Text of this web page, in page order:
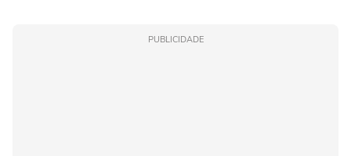
PUBLICIDADE